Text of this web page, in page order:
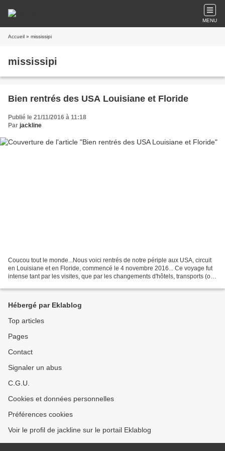
MENU
Accueil » mississipi
mississipi
Bien rentrés des USA Louisiane et Floride
Publié le 21/11/2016 à 11:18
Par jackline
Coucou tout le monde...Nous voici rentrés de notre périple aux USA, circuit
en Louisiane et en Floride, commencé le 4 novembre 2016... Ce voyage fut
intense tant par les visites, que par les changements d'hôtels, transports (on
Hébergé par Eklablog
Top articles
Pages
Contact
Signaler un abus
C.G.U.
Cookies et données personnelles
Préférences cookies
Voir le profil de jackline sur le portail Eklablog